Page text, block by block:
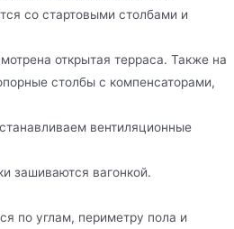
со стартовыми столбами и
открытая терраса. Также на
столбы с компенсаторами,
вентиляционные
зашиваются вагонкой.
по углам, периметру пола и